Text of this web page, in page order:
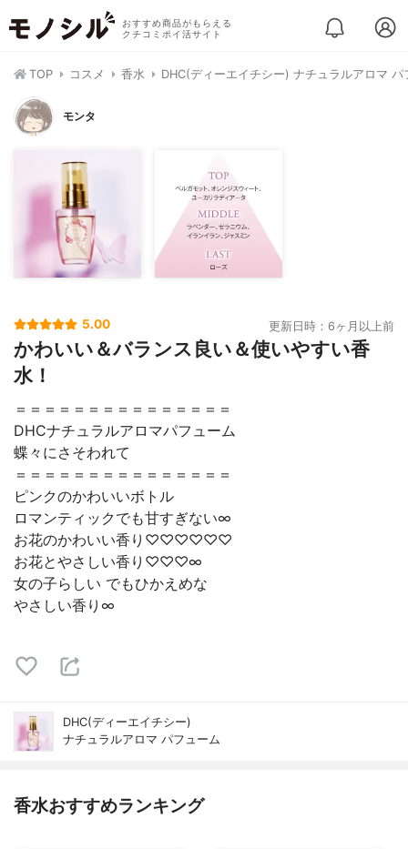
おすすめ商品がもらえる
クチコミポイ活サイト
TOP コスメ 香水 DHC(ディーエイチシー) ナチュラルアロマ パ
モンタ
5.00 更新日時：6ヶ月以上前
かわいい＆バランス良い＆使いやすい香
水！
＝＝＝＝＝＝＝＝＝＝＝＝＝＝＝
DHCナチュラルアロマパフューム
蝶々にさそわれて
＝＝＝＝＝＝＝＝＝＝＝＝＝＝＝
ピンクのかわいいボトル
ロマンティックでも甘すぎない∞
お花のかわいい香り♡♡♡♡♡♡
お花とやさしい香り♡♡♡∞
女の子らしい でもひかえめな
やさしい香り∞
DHC(ディーエイチシー)
ナチュラルアロマ パフューム
香水おすすめランキング